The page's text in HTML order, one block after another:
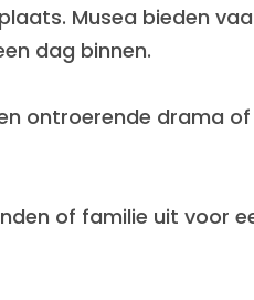
Musea bieden
dag binnen.
ontroerende drama
of familie uit voor